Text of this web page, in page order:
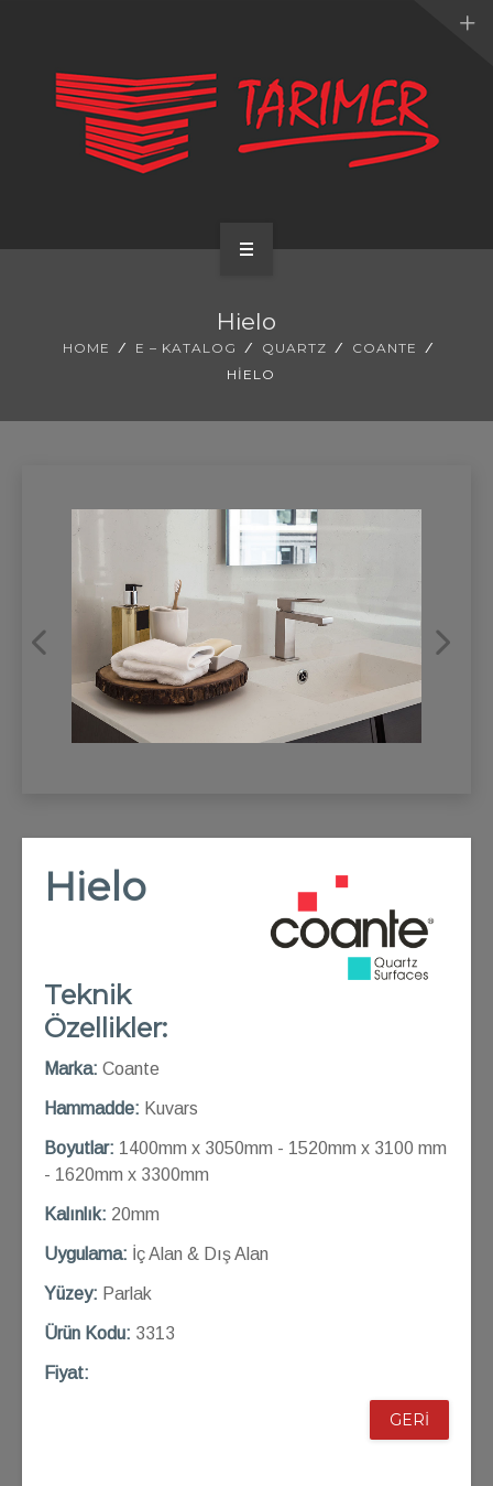
İLETİŞİM
Hielo
HOME E – KATALOG QUARTZ
COANTE
HIELO
Hielo
Teknik
Özellikler:
Marka: Coante
Hammadde: Kuvars
Boyutlar: 1400mm x 3050mm - 1520mm x 3100 mm
- 1620mm x 3300mm
Kalınlık: 20mm
Uygulama: İç Alan & Dış Alan
Yüzey: Parlak
Ürün Kodu: 3313
Fiyat:
GERİ